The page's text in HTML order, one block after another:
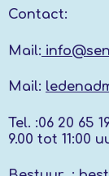
Contact:
Mail:
Mail:
Tel. :06 20 65
9.00 tot 11:00